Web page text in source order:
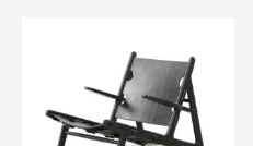
variaties.
Deze
optie
kan